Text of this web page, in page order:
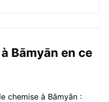
Bāmyān en ce
chemise à Bāmyān :